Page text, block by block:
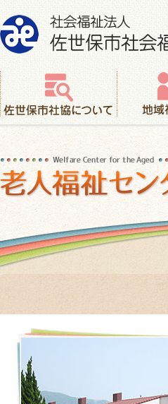
社会福祉法人 佐世保市社会福祉協議会
佐世保市社協について
地域福祉活動
老人福祉センター